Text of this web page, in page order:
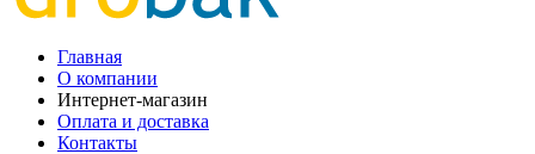
Главная
О компании
Интернет-магазин
Оплата и доставка
Контакты